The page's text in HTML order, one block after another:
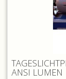
ANSI LUMEN